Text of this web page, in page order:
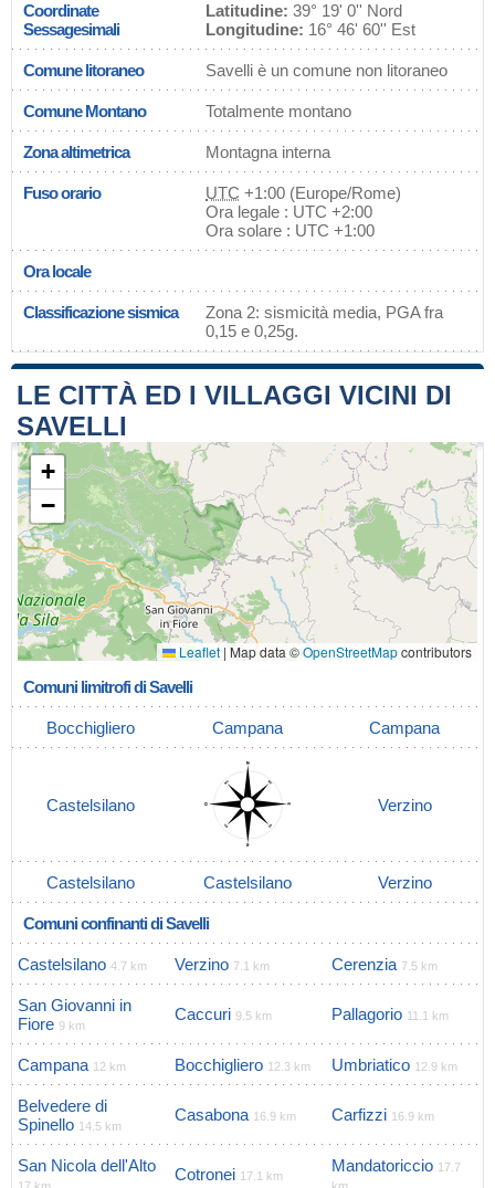
Coordinate
Sessagesimali
Latitudine: 39° 19' 0'' Nord
Longitudine: 16° 46' 60'' Est
Comune litoraneo Savelli è un comune non litoraneo
Comune Montano Totalmente montano
Zona altimetrica Montagna interna
Fuso orario UTC +1:00 (Europe/Rome)
Ora legale : UTC +2:00
Ora solare : UTC +1:00
Ora locale
Classificazione sismica
Zona 2: sismicità media, PGA fra
0,15 e 0,25g.
LE CITTÀ ED I VILLAGGI VICINI DI
SAVELLI
+
−
Leaflet | Map data ©OpenStreetMapcontributors
Comuni limitrofi di Savelli
Bocchigliero Campana Campana
Castelsilano Verzino
Castelsilano Castelsilano Verzino
Comuni confinanti di Savelli
Castelsilano 4.7 km Verzino 7.1 km Cerenzia 7.5 km
San Giovanni in
Fiore 9 km
Caccuri 9.5 km Pallagorio 11.1 km
Campana 12 km Bocchigliero 12.3 km Umbriatico 12.9 km
Belvedere di
Spinello 14.5 km
Casabona 16.9 km Carfizzi 16.9 km
San Nicola dell'Alto Cotronei 17.1 km
Mandatoriccio 17.7